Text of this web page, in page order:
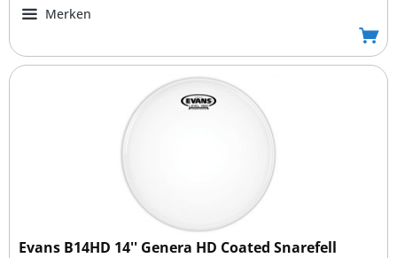
Merken
Evans B14HD 14'' Genera HD Coated Snarefell